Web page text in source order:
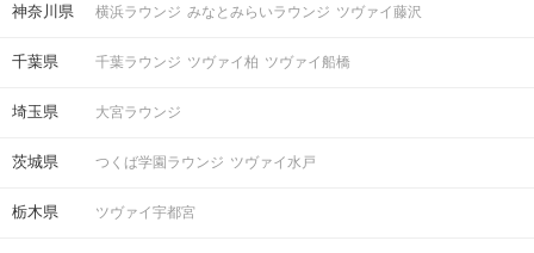
神奈川県 横浜ラウンジ みなとみらいラウンジ ツヴァイ藤沢
千葉県 千葉ラウンジ ツヴァイ柏 ツヴァイ船橋
埼玉県 大宮ラウンジ
茨城県 つくば学園ラウンジ ツヴァイ水戸
栃木県 ツヴァイ宇都宮